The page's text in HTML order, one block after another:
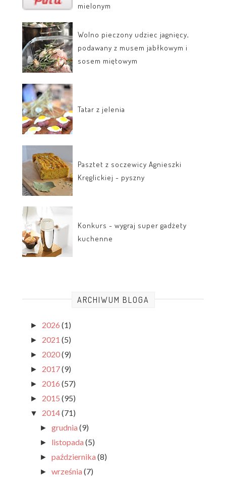
mielonym
Wolno pieczony udziec jagnięcy,
podawany z musem jabłkowym i
sosem miętowym
Tatar z jelenia
Pasztet z soczewicy Agnieszki
Kręglickiej - pyszny
Konkurs - wygraj super gadżety
kuchenne
ARCHIWUM BLOGA
► 2026 (1)
► 2021 (5)
► 2020(9)
► 2017(9)
► 2016 (57)
► 2015 (95)
▼ 2014(71)
►grudnia(9)
► listopada(5)
►października(8)
►września(7)